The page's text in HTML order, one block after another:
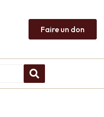
Faire un don